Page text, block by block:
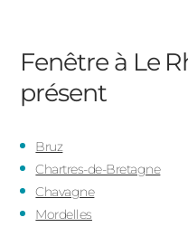
Fenêtre à Le
présent
Bruz
Chartres-de-Bretagne
Chavagne
Mordelles